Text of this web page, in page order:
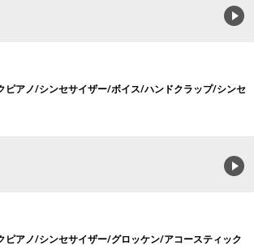
ピアノ/シンセサイザー/ボイス/ハンドクラップ/シンセ
ピアノ/シンセサイザー/グロッケン/アコースティック